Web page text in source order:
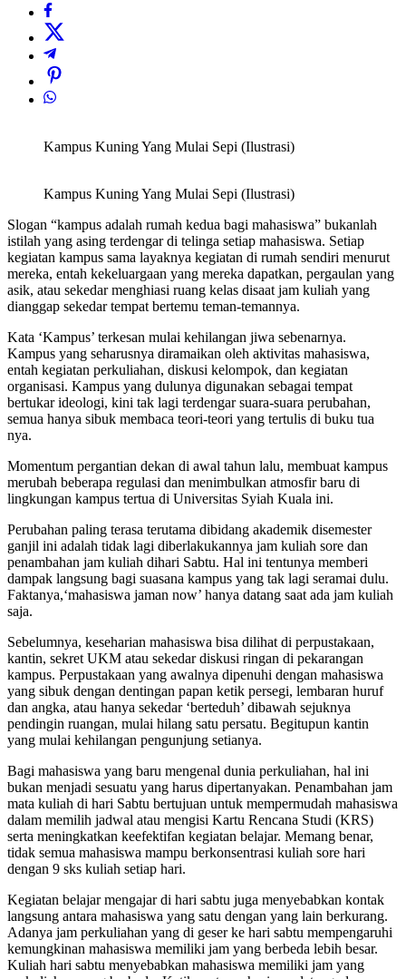
Kampus Kuning Yang Mulai Sepi (Ilustrasi)
Kampus Kuning Yang Mulai Sepi (Ilustrasi)
Slogan “kampus adalah rumah kedua bagi mahasiswa” bukanlah
istilah yang asing terdengar di telinga setiap mahasiswa. Setiap
kegiatan kampus sama layaknya kegiatan di rumah sendiri menurut
mereka, entah kekeluargaan yang mereka dapatkan, pergaulan yang
asik, atau sekedar menghiasi ruang kelas disaat jam kuliah yang
dianggap sekedar tempat bertemu teman-temannya.
Kata ‘Kampus’ terkesan mulai kehilangan jiwa sebenarnya.
Kampus yang seharusnya diramaikan oleh aktivitas mahasiswa,
entah kegiatan perkuliahan, diskusi kelompok, dan kegiatan
organisasi. Kampus yang dulunya digunakan sebagai tempat
bertukar ideologi, kini tak lagi terdengar suara-suara perubahan,
semua hanya sibuk membaca teori-teori yang tertulis di buku tua
nya.
Momentum pergantian dekan di awal tahun lalu, membuat kampus
merubah beberapa regulasi dan menimbulkan atmosfir baru di
lingkungan kampus tertua di Universitas Syiah Kuala ini.
Perubahan paling terasa terutama dibidang akademik disemester
ganjil ini adalah tidak lagi diberlakukannya jam kuliah sore dan
penambahan jam kuliah dihari Sabtu. Hal ini tentunya memberi
dampak langsung bagi suasana kampus yang tak lagi seramai dulu.
Faktanya,‘mahasiswa jaman now’ hanya datang saat ada jam kuliah
saja.
Sebelumnya, keseharian mahasiswa bisa dilihat di perpustakaan,
kantin, sekret UKM atau sekedar diskusi ringan di pekarangan
kampus. Perpustakaan yang awalnya dipenuhi dengan mahasiswa
yang sibuk dengan dentingan papan ketik persegi, lembaran huruf
dan angka, atau hanya sekedar ‘berteduh’ dibawah sejuknya
pendingin ruangan, mulai hilang satu persatu. Begitupun kantin
yang mulai kehilangan pengunjung setianya.
Bagi mahasiswa yang baru mengenal dunia perkuliahan, hal ini
bukan menjadi sesuatu yang harus dipertanyakan. Penambahan jam
mata kuliah di hari Sabtu bertujuan untuk mempermudah mahasiswa
dalam memilih jadwal atau mengisi Kartu Rencana Studi (KRS)
serta meningkatkan keefektifan kegiatan belajar. Memang benar,
tidak semua mahasiswa mampu berkonsentrasi kuliah sore hari
dengan 9 sks kuliah setiap hari.
Kegiatan belajar mengajar di hari sabtu juga menyebabkan kontak
langsung antara mahasiswa yang satu dengan yang lain berkurang.
Adanya jam perkuliahan yang di geser ke hari sabtu mempengaruhi
kemungkinan mahasiswa memiliki jam yang berbeda lebih besar.
Kuliah hari sabtu menyebabkan mahasiswa memiliki jam yang